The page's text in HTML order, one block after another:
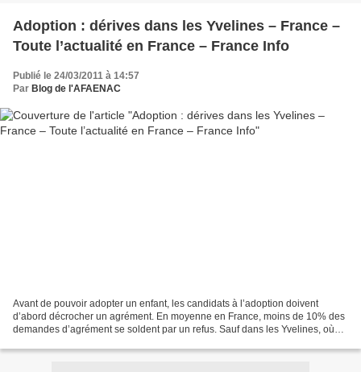
Adoption : dérives dans les Yvelines – France –
Toute l’actualité en France – France Info
Publié le 24/03/2011 à 14:57
Par Blog de l'AFAENAC
Avant de pouvoir adopter un enfant, les candidats à l’adoption doivent
d’abord décrocher un agrément. En moyenne en France, moins de 10% des
demandes d’agrément se soldent par un refus. Sauf dans les Yvelines, où